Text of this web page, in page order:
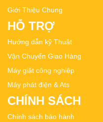
Giới Thiệu Chung
HỖ TRỢ
Hướng dẫn kỹ Thuật
Vận Chuyển Giao Hàng
Máy giặt công nghiệp
Máy phát điện & Ats
CHÍNH SÁCH
Chính sách bảo hành